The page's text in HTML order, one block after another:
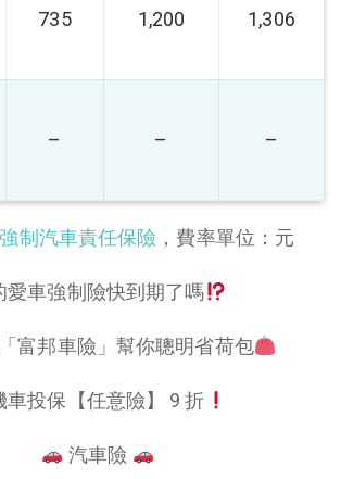
735 1,200 1,306
– – –
強制汽車責任保險 ，費率單位：元
愛車強制險快到期了嗎
富邦車險」幫你聰明省荷包
車投保【任意險】 9 折
汽車險